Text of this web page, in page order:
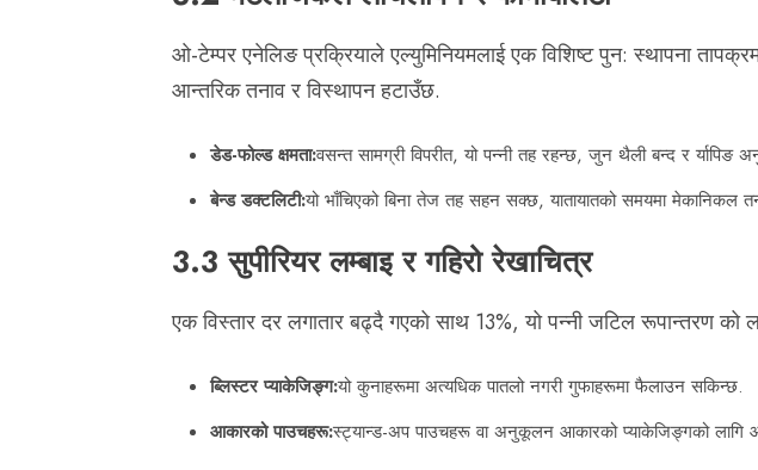
ओ-टेम्पर एनेलिङ प्रक्रियाले एल्युमिनियमलाई एक विशिष्ट पुन: स्थापना
आन्तरिक तनाव र विस्थापन हटाउँछ.
डेड-फोल्ड क्षमता:वसन्त सामग्री विपरीत, यो पन्नी तह रहन्छ, जुन थैली बन्द र र्यापिङ
बेन्ड डक्टलिटी:यो भाँचिएको बिना तेज तह सहन सक्छ, यातायातको समयमा मेकानिकल
3.3 सुपीरियर लम्बाइ र गहिरो रेखाचित्र
एक विस्तार दर लगातार बढ्दै गएको साथ 13%, यो पन्नी जटिल रूपान्तरण को
ब्लिस्टर प्याकेजिङ्ग:यो कुनाहरूमा अत्यधिक पातलो नगरी गुफाहरूमा फैलाउन सकिन्छ.
आकारको पाउचहरू:स्ट्यान्ड-अप पाउचहरू वा अनुकूलन आकारको प्याकेजिङ्गको